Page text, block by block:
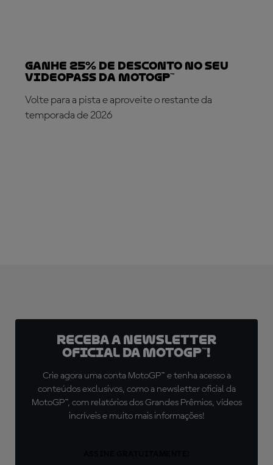
Ganhe 25% de desconto no seu
VideoPass da MotoGP™
Volte para a pista e aproveite o restante da
temporada de 2026
Receba a newsletter
oficial da MotoGP™!
Crie agora uma conta MotoGP™ e tenha acesso a
conteúdos exclusivos, como a newsletter oficial da
MotoGP™, com relatórios dos Grandes Prêmios, vídeos
incríveis e muito mais informações!